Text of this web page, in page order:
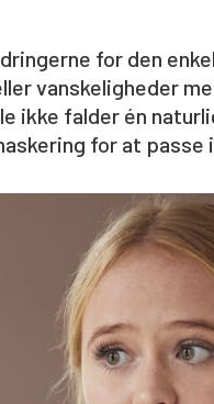
for den
vanskeligheder
ikke falder én
for at passe